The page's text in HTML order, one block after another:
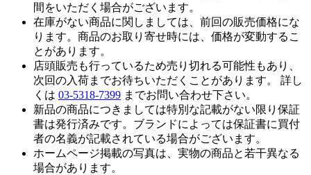
間をいただく場合がございます。
在庫がない商品に関しましては、前回の販売価格にな
ります。商品のお取り寄せ時には、価格が変動するこ
とがあります。
店頭販売も行っているため売り切れる可能性もあり、
次回の入荷までお待ちいただくことがあります。 詳し
くは 03-5318-7399 までお問い合わせ下さい。
新品の商品につきましては特別な記載がない限り保証
書は発行済みです。ブランドによっては保証書に買付
者の名義が記載されている場合がございます。
ホームページ掲載の写真は、実物の商品と若干異なる
場合があります。